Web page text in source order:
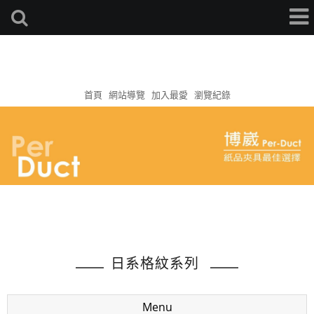
首頁 網站導覽 加入最愛 瀏覽紀錄
日系格紋系列
Menu